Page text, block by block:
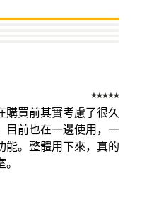
購買前其實考慮了很久
目前也在一邊使用，一
能。整體用下來，真的